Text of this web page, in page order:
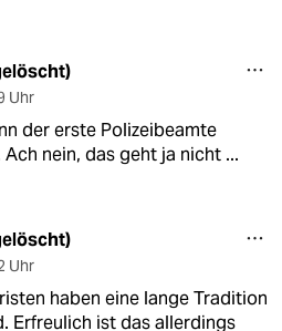
Uhr
der erste Polizeibeamte
nein, das geht ja nicht ...
Uhr
haben eine lange Tradition
Erfreulich ist das allerdings